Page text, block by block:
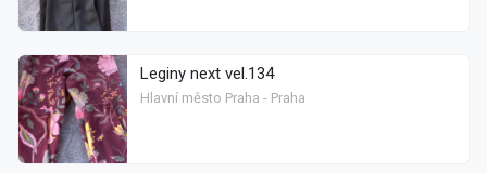
Leginy next vel.134
Hlavní město Praha - Praha